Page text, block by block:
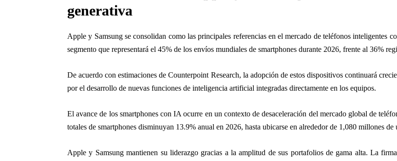
generativa
Apple y Samsung se consolidan como las principales referencias en el mercado de teléfonos inteligentes
segmento que representará el 45% de los envíos mundiales de smartphones durante 2026, frente al 36%
De acuerdo con estimaciones de Counterpoint Research, la adopción de estos dispositivos continuará
por el desarrollo de nuevas funciones de inteligencia artificial integradas directamente en los equipos.
El avance de los smartphones con IA ocurre en un contexto de desaceleración del mercado global de
totales de smartphones disminuyan 13.9% anual en 2026, hasta ubicarse en alrededor de 1,080 millones
Apple y Samsung mantienen su liderazgo gracias a la amplitud de sus portafolios de gama alta. La